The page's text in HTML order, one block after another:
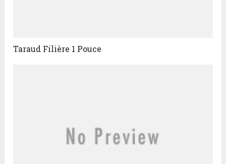
Taraud Filière 1 Pouce